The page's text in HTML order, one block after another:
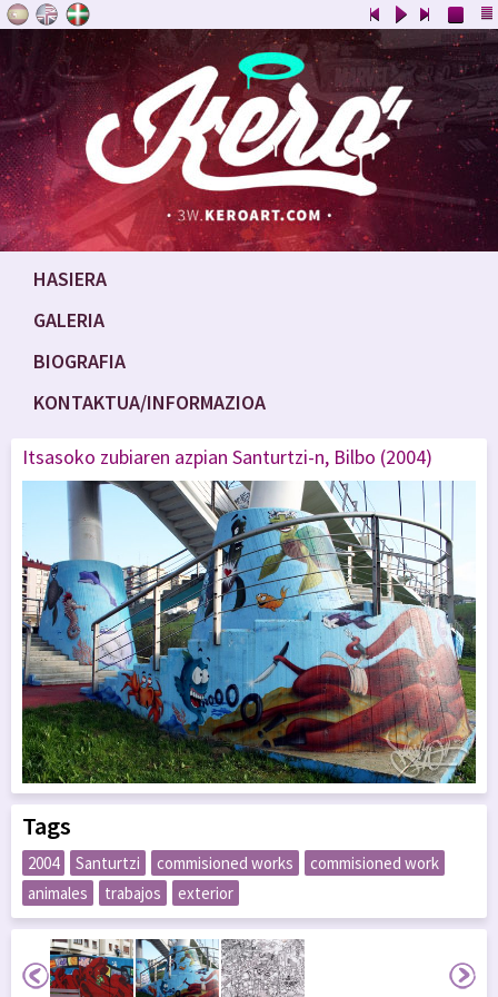
HASIERA
GALERIA
BIOGRAFIA
KONTAKTUA/INFORMAZIOA
Itsasoko zubiaren azpian Santurtzi-n, Bilbo (2004)
Tags
2004 Santurtzi commisioned works
commisioned work
animales
trabajos exterior